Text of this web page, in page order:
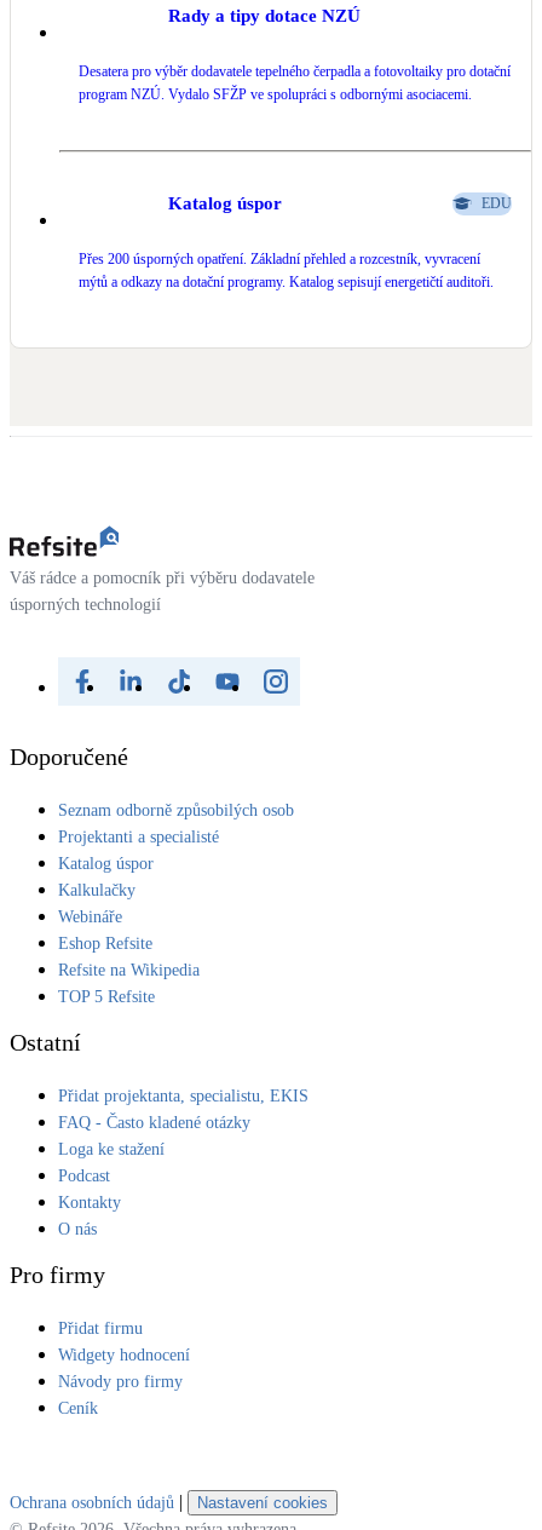
Rady a tipy dotace NZÚ
Desatera pro výběr dodavatele tepelného čerpadla a fotovoltaiky pro dotační
program NZÚ. Vydalo SFŽP ve spolupráci s odbornými asociacemi.
Katalog úspor EDU
Přes 200 úsporných opatření. Základní přehled a rozcestník, vyvracení
mýtů a odkazy na dotační programy. Katalog sepisují energetičtí auditoři.
Váš rádce a pomocník při výběru dodavatele
úsporných technologií
Doporučené
Seznam odborně způsobilých osob
Projektanti a specialisté
Katalog úspor
Kalkulačky
Webináře
Eshop Refsite
Refsite na Wikipedia
TOP 5 Refsite
Ostatní
Přidat projektanta, specialistu, EKIS
FAQ - Často kladené otázky
Loga ke stažení
Podcast
Kontakty
O nás
Pro firmy
Přidat firmu
Widgety hodnocení
Návody pro firmy
Ceník
Ochrana osobních údajů |
Nastavení cookies